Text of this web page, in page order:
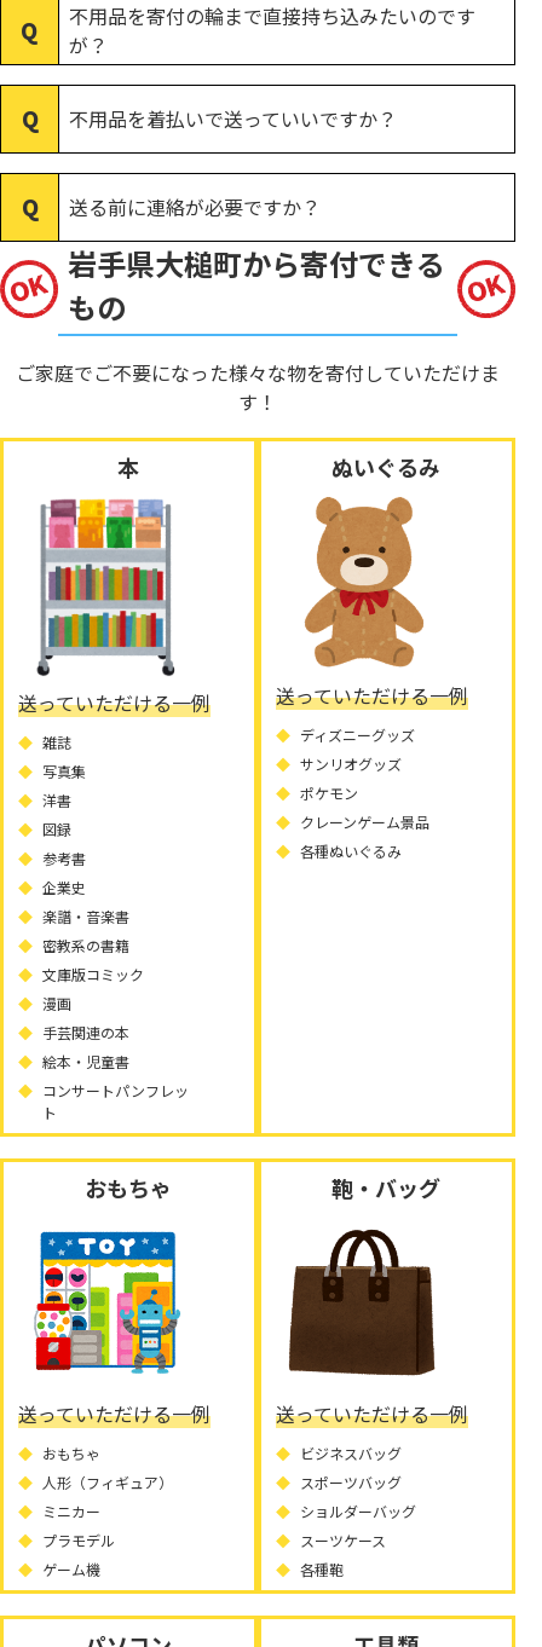
不用品を寄付の輪まで直接持ち込みたいのです
が？
不用品を着払いで送っていいですか？
送る前に連絡が必要ですか？
岩手県大槌町から寄付できる
もの
ご家庭でご不要になった様々な物を寄付していただけま
す！
本
送っていただける一例
雑誌
写真集
洋書
図録
参考書
企業史
楽譜・音楽書
密教系の書籍
文庫版コミック
漫画
手芸関連の本
絵本・児童書
コンサートパンフレッ
ト
ぬいぐるみ
送っていただける一例
ディズニーグッズ
サンリオグッズ
ポケモン
クレーンゲーム景品
各種ぬいぐるみ
おもちゃ
送っていただける一例
おもちゃ
人形（フィギュア）
ミニカー
プラモデル
ゲーム機
鞄・バッグ
送っていただける一例
ビジネスバッグ
スポーツバッグ
ショルダーバッグ
スーツケース
各種鞄